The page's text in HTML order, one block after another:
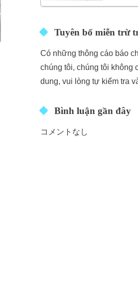
Tuyên bố miễn trừ
Có những thông cáo báo
chúng tôi, chúng tôi không
dung, vui lòng tự kiểm tra
Bình luận gần đây
コメントなし